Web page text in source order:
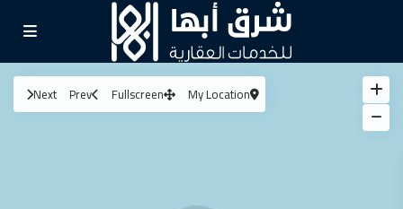
My Location
Fullscreen
Prev
Next